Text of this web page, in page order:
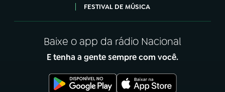
FESTIVAL DE MÚSICA
Baixe o app da rádio Nacional
E tenha a gente sempre com você.